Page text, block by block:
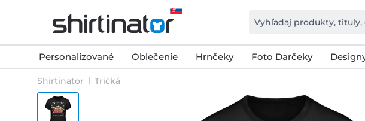
Personalizované Oblečenie Hrnčeky Foto Darčeky
Shirtinator Tričká